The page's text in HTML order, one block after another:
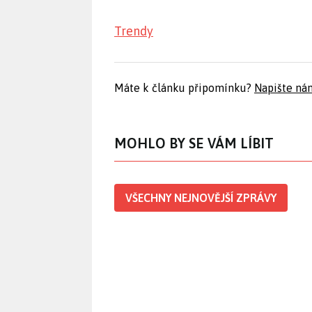
Trendy
Máte k článku připomínku? Napište
MOHLO BY SE VÁM LÍBIT
VŠECHNY NEJNOVĚJŠÍ ZPRÁVY